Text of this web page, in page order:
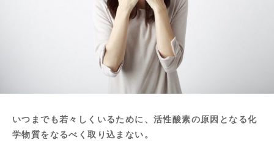
いつまでも若々しくいるために、活性酸素の原因となる化
学物質をなるべく取り込まない。